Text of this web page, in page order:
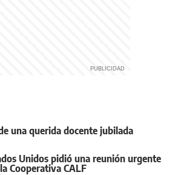
una querida docente jubilada
Unidos pidió una reunión urgente
Cooperativa CALF